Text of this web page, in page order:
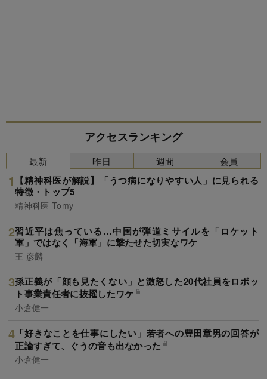
アクセスランキング
最新
【精神科医が解説】「うつ病になりやすい人」に見られる
特徴・トップ5
精神科医 Tomy
習近平は焦っている…中国が弾道ミサイルを「ロケット
軍」ではなく「海軍」に撃たせた切実なワケ
王 彦麟
孫正義が「顔も見たくない」と激怒した20代社員をロボッ
ト事業責任者に抜擢したワケ
小倉健一
「好きなことを仕事にしたい」若者への豊田章男の回答が
正論すぎて、ぐうの音も出なかった
小倉健一
昨日 週間 会員